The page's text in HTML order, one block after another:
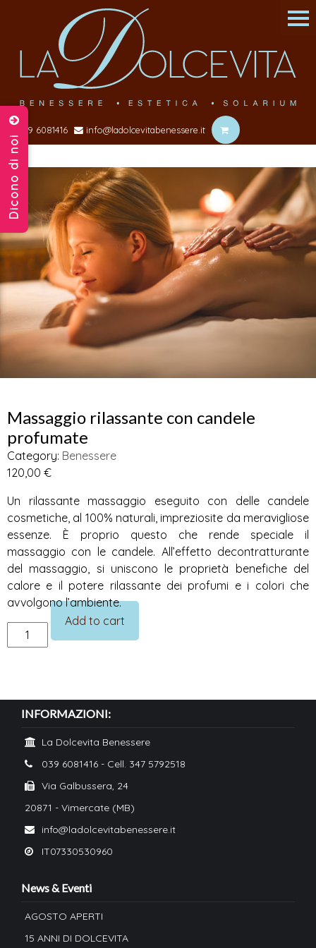
039 6081416 info@ladolcevitabenessere.it
Massaggio rilassante
profumate
Category: Benessere
120,00 €
Un rilassante massaggio eseguito con delle candele
cosmetiche, al 100% naturali, impreziosite da meravigliose
essenze. È proprio questo che rende speciale il
massaggio con le candele. All’effetto decontratturante
del massaggio, si uniscono le proprietà benefiche del
calore e il potere rilassante dei profumi e i colori che
avvolgono l’ambiente.
Massaggio
rilassante
profumate
quantity
Add to cart
INFORMAZIONI:
La Dolcevita Benessere
039 6081416 - Cell. 347 5792518
Via Galbussera, 24
20871 - Vimercate (MB)
info@ladolcevitabenessere.it
IT07330530960
News & Eventi
AGOSTO APERTI
15 ANNI DI DOLCEVITA
Dicono di noi